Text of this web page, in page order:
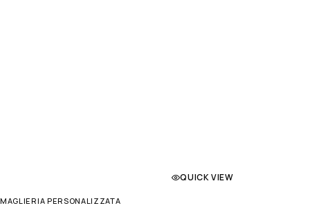
QUICK VIEW
MAGLIERIA PERSONALIZZATA